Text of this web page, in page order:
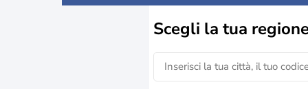
Scegli la tua